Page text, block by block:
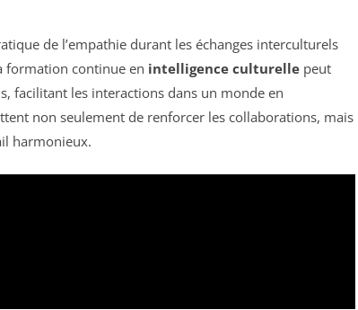
de l’empathie durant les échanges interculturels
formation continue en intelligence culturelle peut
facilitant les interactions dans un monde en
non seulement de renforcer les collaborations, mais
harmonieux.